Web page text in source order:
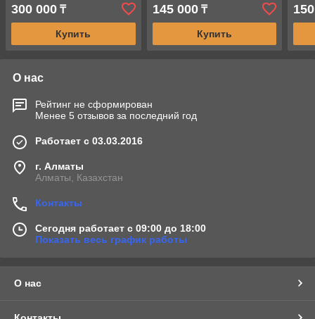
300 000 ₸
Купить
145 000₸
Купить
О нас
Рейтинг не сформирован
Менее 5 отзывов за последний год
Работает с 03.03.2016
г. Алматы
Алматы, Казахстан
Контакты
Сегодня работает с 09:00 до 18:00
Показать весь график работы
О нас